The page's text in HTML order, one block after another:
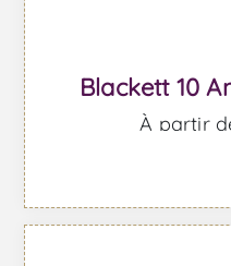
Blackett 10
À partir